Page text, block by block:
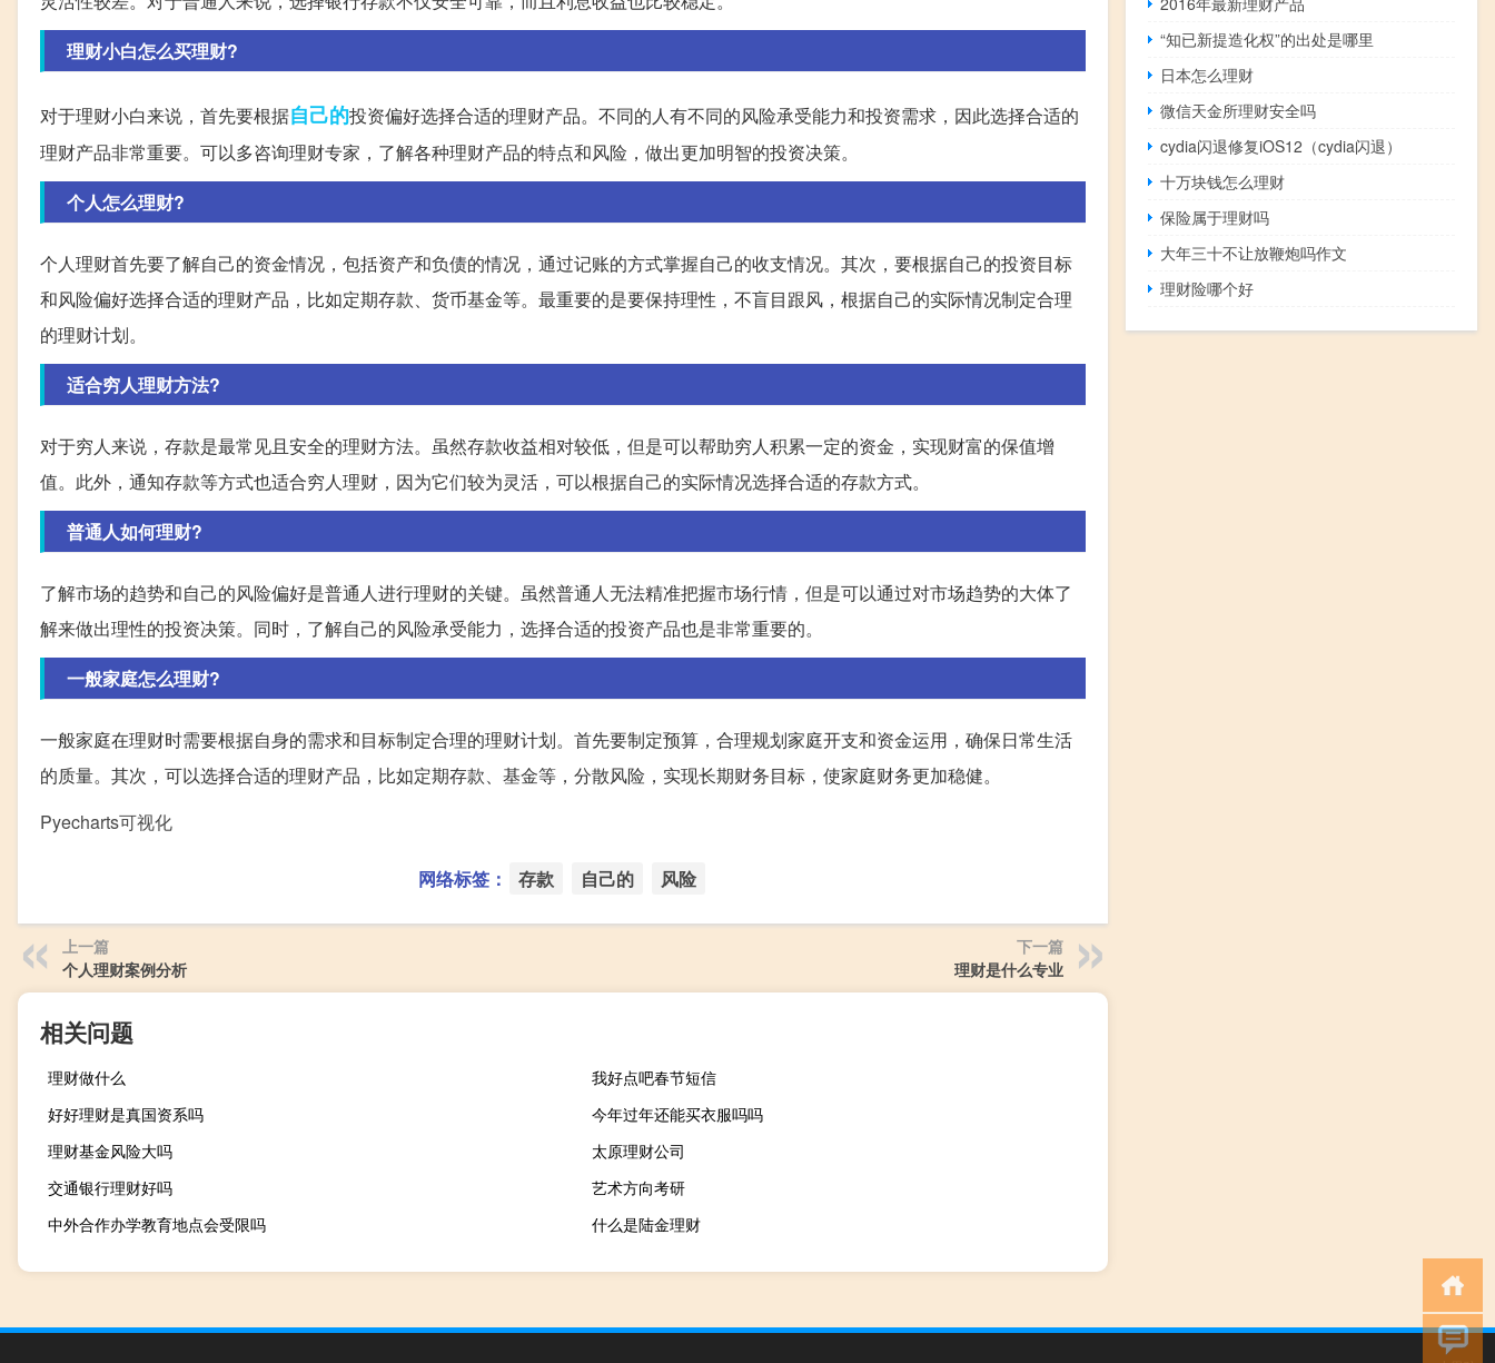
理财小白怎么买理财?
对于理财小白来说，首先要根据自己的投资偏好选择合适的理财产品。不同的人有不同的风险承受能力和投资需求，因此选择合适的
理财产品非常重要。可以多咨询理财专家，了解各种理财产品的特点和风险，做出更加明智的投资决策。
个人怎么理财?
个人理财首先要了解自己的资金情况，包括资产和负债的情况，通过记账的方式掌握自己的收支情况。其次，要根据自己的投资目标
和风险偏好选择合适的理财产品，比如定期存款、货币基金等。最重要的是要保持理性，不盲目跟风，根据自己的实际情况制定合理
的理财计划。
适合穷人理财方法?
对于穷人来说，存款是最常见且安全的理财方法。虽然存款收益相对较低，但是可以帮助穷人积累一定的资金，实现财富的保值增
值。此外，通知存款等方式也适合穷人理财，因为它们较为灵活，可以根据自己的实际情况选择合适的存款方式。
普通人如何理财?
了解市场的趋势和自己的风险偏好是普通人进行理财的关键。虽然普通人无法精准把握市场行情，但是可以通过对市场趋势的大体了
解来做出理性的投资决策。同时，了解自己的风险承受能力，选择合适的投资产品也是非常重要的。
一般家庭怎么理财?
一般家庭在理财时需要根据自身的需求和目标制定合理的理财计划。首先要制定预算，合理规划家庭开支和资金运用，确保日常生活
的质量。其次，可以选择合适的理财产品，比如定期存款、基金等，分散风险，实现长期财务目标，使家庭财务更加稳健。
Pyecharts可视化
网络标签： 存款 自己的 风险
上一篇
个人理财案例分析
下一篇
理财是什么专业
相关问题
理财做什么
我好点吧春节短信
好好理财是真国资系吗
今年过年还能买衣服吗吗
理财基金风险大吗
太原理财公司
交通银行理财好吗
艺术方向考研
中外合作办学教育地点会受限吗
什么是陆金理财
“知已新提造化权”的出处是哪里
日本怎么理财
微信天金所理财安全吗
cydia闪退修复iOS12（cydia闪退）
十万块钱怎么理财
保险属于理财吗
大年三十不让放鞭炮吗作文
理财险哪个好